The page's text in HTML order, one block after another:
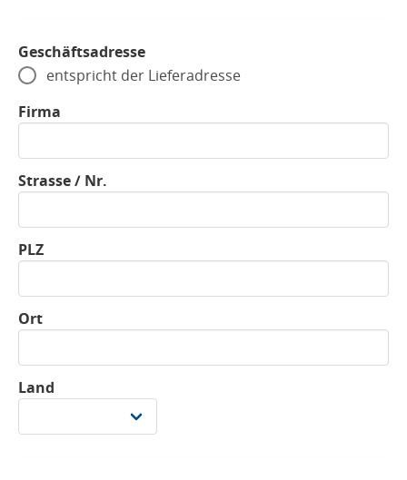
Geschäftsadresse
entspricht der Lieferadresse
Firma
Strasse / Nr.
PLZ
Ort
Land